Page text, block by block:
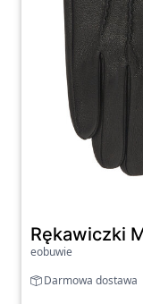
Rękawiczki
eobuwie
Darmowa dostawa